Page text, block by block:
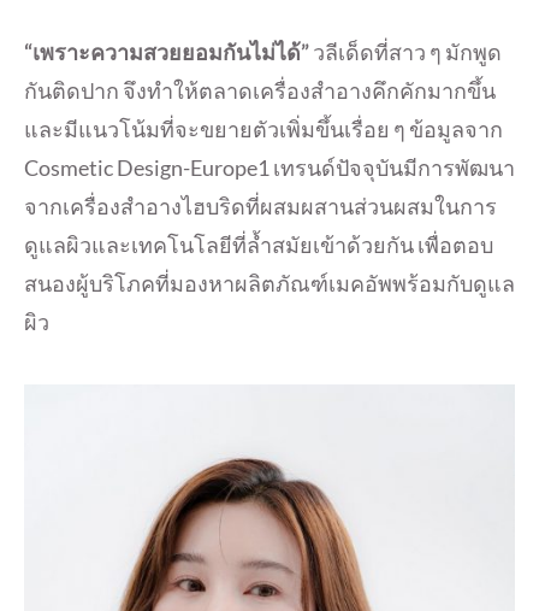
“เพราะความสวยยอมกันไม่ได้”วลีเด็ดที่สาว ๆ มักพูด
กันติดปาก จึงทำให้ตลาดเครื่องสำอางคึกคักมากขึ้น
และมีแนวโน้มที่จะขยายตัวเพิ่มขึ้นเรื่อย ๆ ข้อมูลจาก
Cosmetic Design-Europe1 เทรนด์ปัจจุบันมีการพัฒนา
จากเครื่องสำอางไฮบริดที่ผสมผสานส่วนผสมในการ
ดูแลผิวและเทคโนโลยีที่ล้ำสมัยเข้าด้วยกัน เพื่อตอบ
สนองผู้บริโภคที่มองหาผลิตภัณฑ์เมคอัพพร้อมกับดูแล
ผิว